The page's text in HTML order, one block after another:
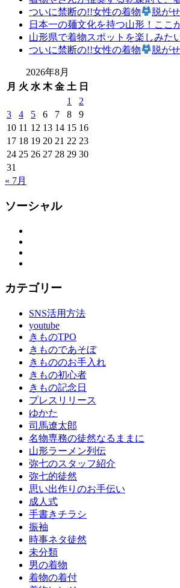
ついに禁断の!!女性の着物
脱が
日本一の麺文化を持つ山形！ここ
山形県で着物スポットを楽しみた
ついに禁断の!!女性の着物
脱が
2026年8月
月 火 水 木 金 土 日
1
2
3
4 5 6 7 8
9
10 11 12 13 14 15 16
17 18 19 20 21 22 23
24 25 26 27 28 29 30
31
« 7月
ソーシャル
カテゴリー
SNS活用方法
youtube
きものTPO
きものであそぼ
きもののお手入れ
きもの初心者
きもの記念日
プレスリリース
ゆかた
司馬遼太郎
名物専務の徒然なるままに
山形ラーメン列伝
弥七のスタッフ紹介
弥七的徒然
思い出作りのお手伝い
成人式
手書きチラシ
振袖
時事ネタ徒然
未分類
男の着物
着物の着付